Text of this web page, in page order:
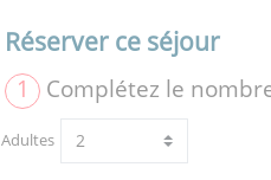
Réserver ce séjour
1 Complétez le
Adultes